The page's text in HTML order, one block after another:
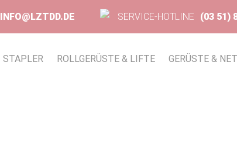
INFO@LZTDD.DE SERVICE-HOTLINE (03 51)
STAPLER ROLLGERÜSTE & LIFTE GERÜSTE &